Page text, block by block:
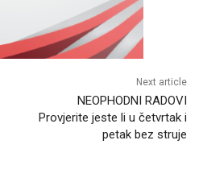
Next article
NEOPHODNI RADOVI
Provjerite jeste li u četvrtak i
petak bez struje